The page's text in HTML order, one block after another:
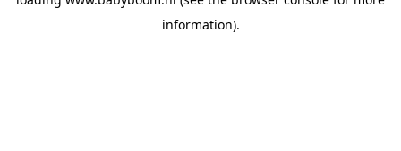
information).